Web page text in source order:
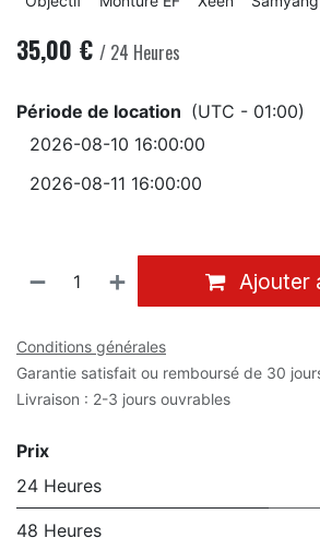
35,00 € / 24 Heures
Période de location (UTC - 01:00)
Ajouter
Conditions générales
Garantie satisfait ou remboursé de 30
Livraison : 2-3 jours ouvrables
Prix
24 Heures
48 Heures